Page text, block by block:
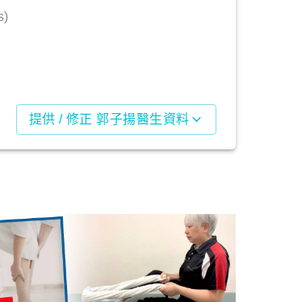
提供 / 修正 郭子揚醫生資料